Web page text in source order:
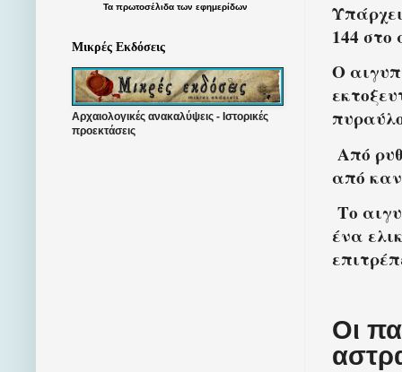
144 στο
Ο
Από
από
Το
ένα
Οι
Τα πρωτοσέλιδατων εφημερίδων
Μικρές Εκδόσεις
Αρχαιολογικές ανακαλύψεις - Ιστορικές
προεκτάσεις